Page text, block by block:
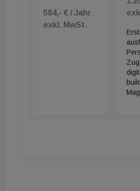
584,- € / Jahr
exkl. MwSt.